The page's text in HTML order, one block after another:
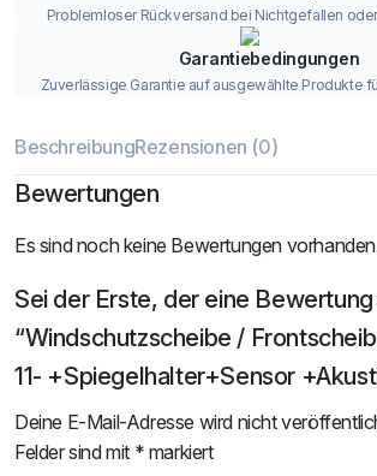
Problemloser Rückversand bei Nichtgefallen
Garantiebedingungen
Zuverlässige Garantie auf ausgewählte Produkte
BeschreibungRezensionen (0)
Bewertungen
Es sind noch keine Bewertungen
Sei der Erste, der eine
“Windschutzscheibe /
11- +Spiegelhalter+Sensor
Deine E-Mail-Adresse wird nicht
Felder sind mit * markiert